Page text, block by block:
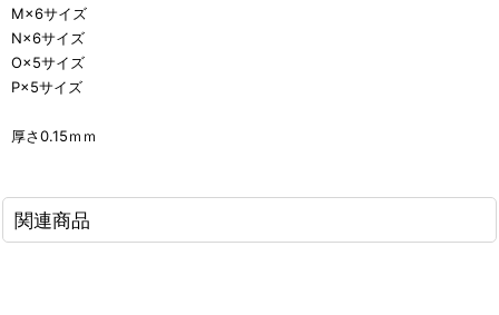
M×6サイズ
N×6サイズ
O×5サイズ
P×5サイズ
厚さ0.15ｍｍ
関連商品